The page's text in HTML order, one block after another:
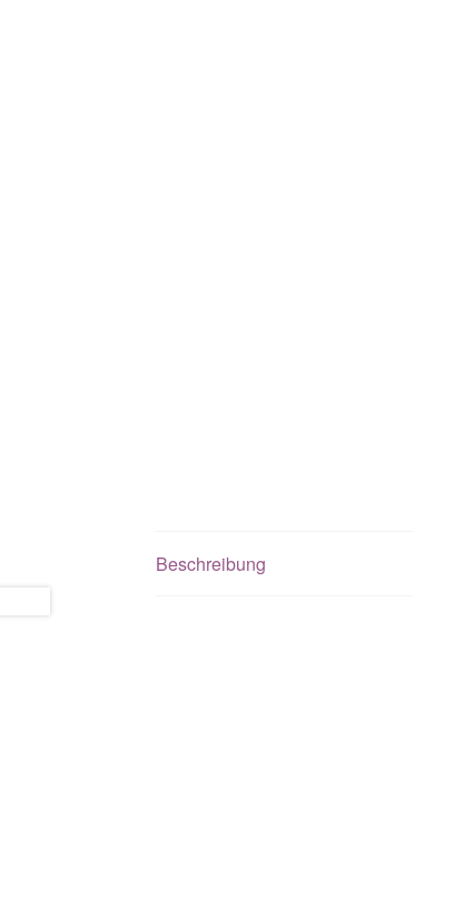
Beschreibung